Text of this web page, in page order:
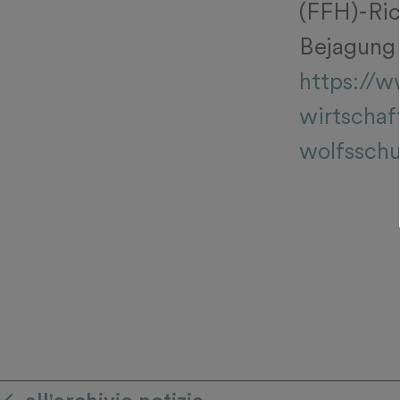
(FFH)-
https://